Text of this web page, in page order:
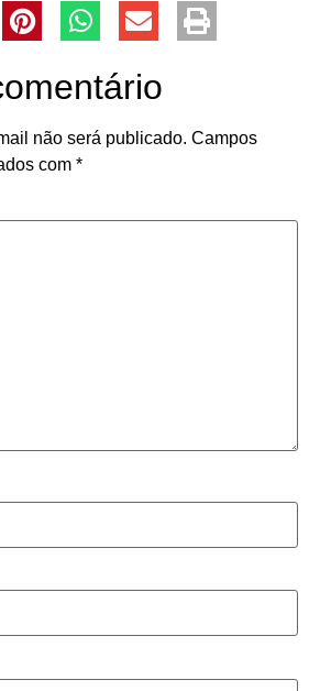
não será publicado. Campos
com *